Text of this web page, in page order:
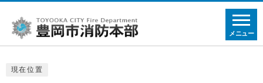
メニュー
現在位置